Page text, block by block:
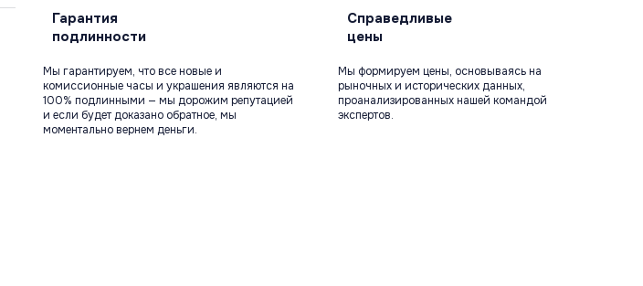
Гарантия
подлинности
Мы гарантируем, что все новые и
комиссионные часы и украшения являются на
100% подлинными — мы дорожим репутацией
и если будет доказано обратное, мы
моментально вернем деньги.
Справедливые
цены
Мы формируем цены, основываясь на
рыночных и исторических данных,
проанализированных нашей командой
экспертов.